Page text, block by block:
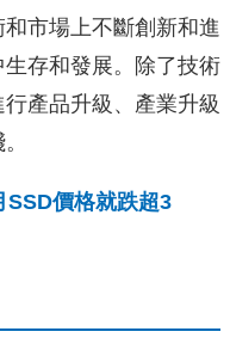
市場上不斷創新和進
存和發展。除了技術
產品升級、產業升級
SSD價格就跌超3